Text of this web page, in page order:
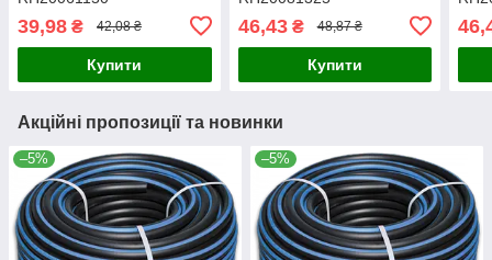
39,98 ₴ 42,08 ₴
Купити
46,43₴ 48,87 ₴
Купити
Акційні пропозиції та новинки
–5% –5%